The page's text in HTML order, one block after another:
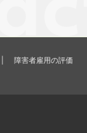
障害者雇用の評価